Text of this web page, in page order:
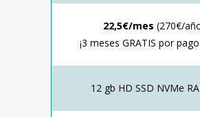
22,5€/mes (270€/
¡3 meses GRATIS por
12 gb HD SSD NVMe